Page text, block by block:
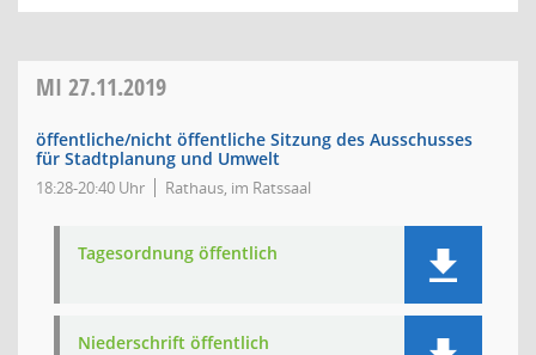
MI 27.11.2019
öffentliche/nicht öffentliche Sitzung des Ausschusses
für Stadtplanung und Umwelt
18:28-20:40 Uhr Rathaus, im Ratssaal
Tagesordnung öffentlich
Niederschrift öffentlich